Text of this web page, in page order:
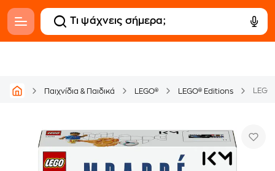
Παιχνίδια & Παιδικά LEGO® LEGO® Editions